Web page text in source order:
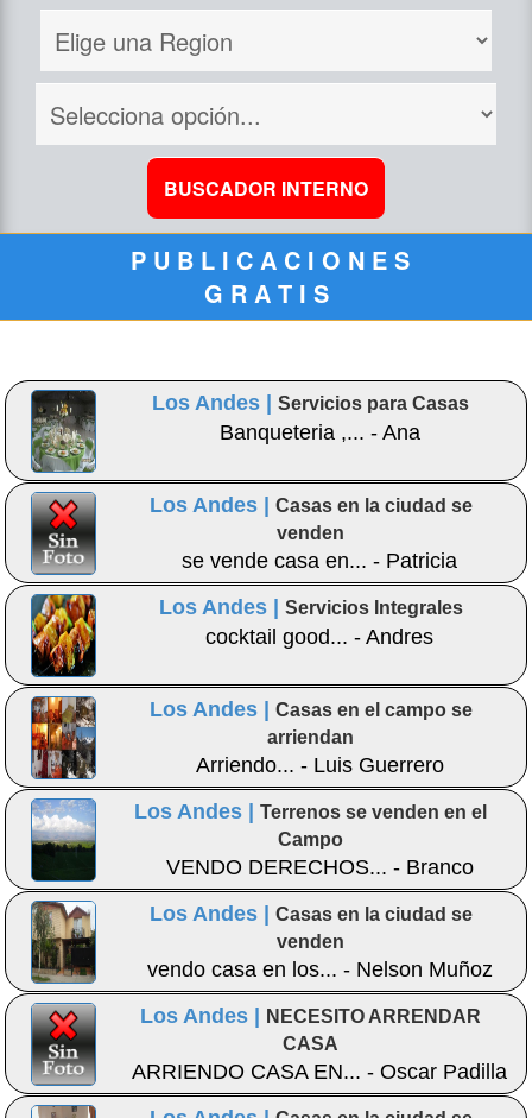
P U B L I C A C I O N E S
G R A T I S
Los Andes |Servicios para Casas
Banqueteria ,... - Ana
Los Andes |
Casas en la ciudad se
venden
se vende casa en... - Patricia
Los Andes |
Servicios Integrales
cocktail good... - Andres
Los Andes |
Casas en el campo se
arriendan
Arriendo... - Luis Guerrero
Los Andes |Terrenos se venden en el
Campo
VENDO DERECHOS... - Branco
Los Andes |
Casas en la ciudad se
venden
vendo casa en los... - Nelson Muñoz
Los Andes |
NECESITO ARRENDAR
CASA
ARRIENDO CASA EN... - Oscar Padilla